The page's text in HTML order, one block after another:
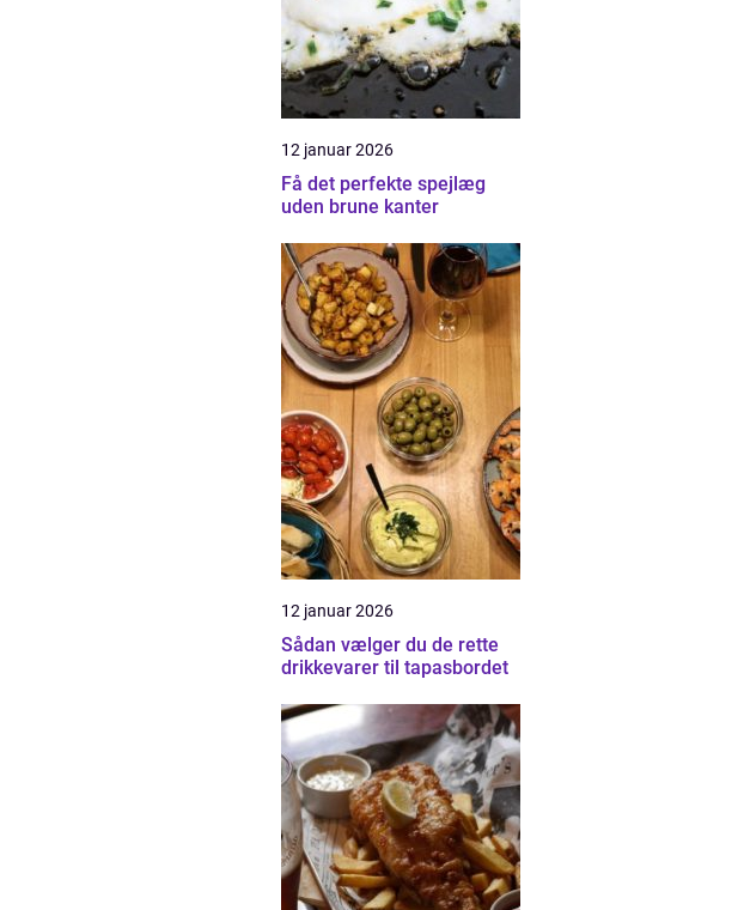
12 januar 2026
Få det perfekte spejlæg
uden brune kanter
12 januar 2026
Sådan vælger du de rette
drikkevarer til tapasbordet